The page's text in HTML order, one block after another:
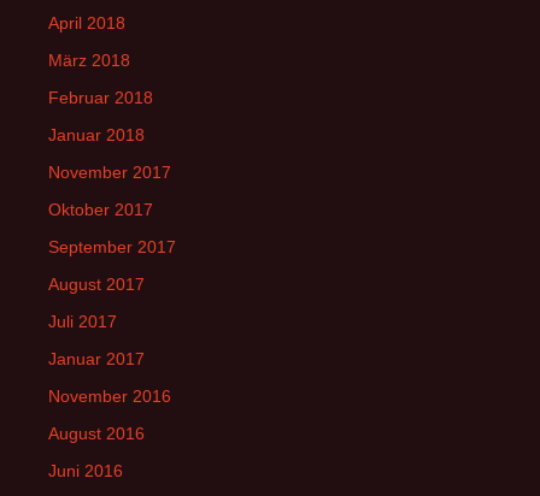
April 2018
März 2018
Februar 2018
Januar 2018
November 2017
Oktober 2017
September 2017
August 2017
Juli 2017
Januar 2017
November 2016
August 2016
Juni 2016